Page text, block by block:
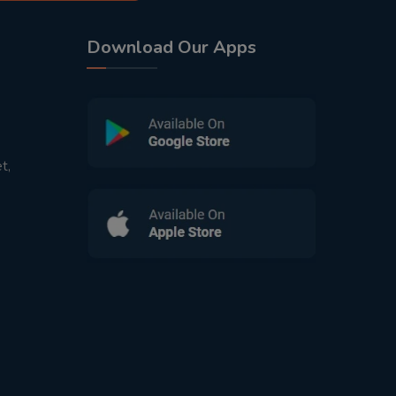
Download Our Apps